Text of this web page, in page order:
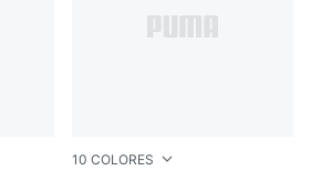
10 COLORES